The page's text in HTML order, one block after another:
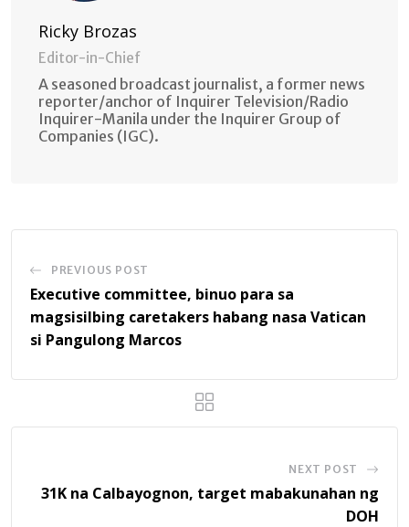
Ricky Brozas
Editor-in-Chief
A seasoned broadcast journalist, a former news
reporter/anchor of Inquirer Television/Radio
Inquirer-Manila under the Inquirer Group of
Companies (IGC).
PREVIOUS POST
Executive committee, binuo para sa
magsisilbing caretakers habang nasa Vatican
si Pangulong Marcos
NEXT POST
31K na Calbayognon, target mabakunahan ng
DOH